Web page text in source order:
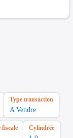
Type transaction
A Vendre
fiscale Cylindrée